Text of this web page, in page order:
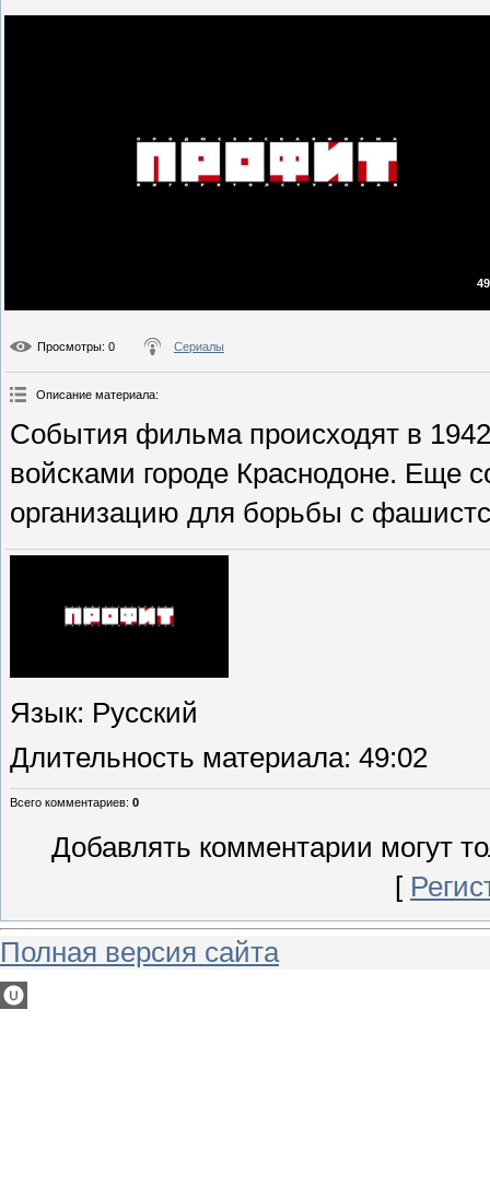
Просмотры: 0 Сериалы
Описание материала:
События фильма происходят в
войсками городе Краснодоне. Еще
организацию для борьбы с
Язык: Русский
Длительность материала: 49:02
Всего комментариев: 0
Добавлять комментарии могут
[
Полная версия сайта